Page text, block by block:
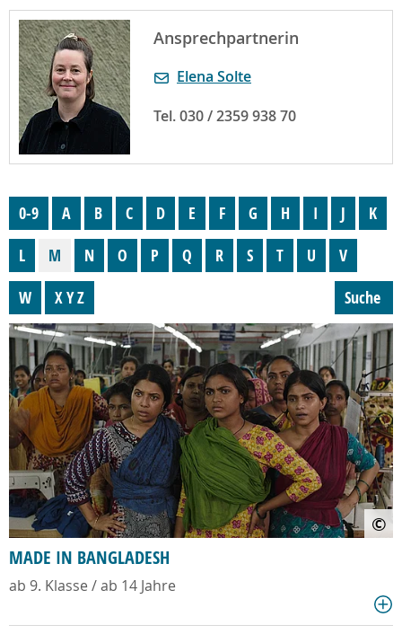
Ansprechpartnerin
Elena Solte
Tel. 030 / 2359 938 70
0-9 A B C D E F G H I J
K
L
M N O P Q R S T U
V
W
X Y Z Suche
©
MADE IN BANGLADESH
ab 9. Klasse / ab 14 Jahre